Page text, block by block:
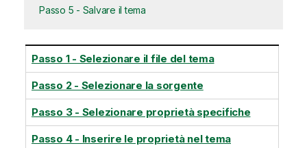
Passo 5 - Salvare il tema
Passo 1 - Selezionare il file del tema
Passo 2 - Selezionare la sorgente
Passo 3 - Selezionare proprietà specifiche
Passo 4 - Inserire le proprietà nel tema